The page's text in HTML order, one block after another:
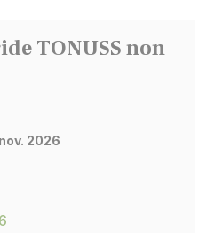
TONUSS non
2026